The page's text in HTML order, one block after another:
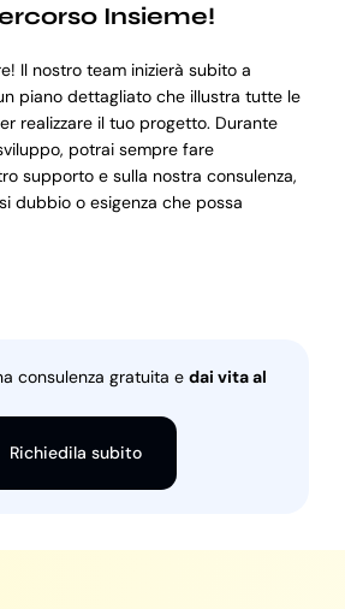
Insieme!
Il nostro team inizierà subito a
piano dettagliato che illustra tutte le
realizzare il tuo progetto. Durante
potrai sempre fare
supporto e sulla nostra consulenza,
dubbio o esigenza che possa
consulenza gratuita e dai vita al
Richiedila subito